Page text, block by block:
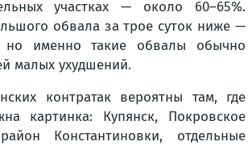
участках — около 60–65%.
обвала за трое суток ниже —
но именно такие обвалы обычно
малых ухудшений.
контратак вероятны там, где
картинка: Купянск, Покровское
Константиновки, отдельные